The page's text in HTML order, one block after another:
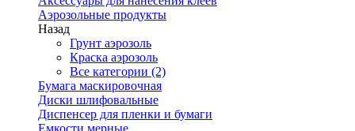
Аэрозольные продукты
Назад
Грунт аэрозоль
Краска аэрозоль
Все категории (2)
Бумага маскировочная
Диски шлифовальные
Диспенсер для пленки и бумаги
Емкости мерные